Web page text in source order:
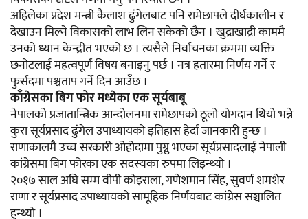
अहिलेका प्रदेश मन्त्री कैलाश ढुंगेलबाट पनि रामेछापले दीर्घकालीन र
देखाउन मिल्ने विकासको लाभ लिन सकेको छैन । खुद्राखाद्री काममै
उनको ध्यान केन्द्रीत भएको छ । त्यसैले निर्वाचनका क्रममा व्यक्ति
छनोटलाई महत्वपूर्ण विषय बनाइनु पर्छ । नत्र हतारमा निर्णय गर्ने र
फुर्सदमा पश्चताप गर्ने दिन आउँछ ।
काँग्रेसका बिग फोर मध्येका एक सूर्यबाबू
नेपालको प्रजातान्त्रिक आन्दोलनमा रामेछापको ठूलो योगदान थियो भन्ने
कुरा सूर्यप्रसाद ढुंगेल उपाध्यायको इतिहास हेर्दा जानकारी हुन्छ ।
राणाकालमै उच्च सरकारी ओहोदामा पुग्नु भएका सूर्यप्रसादलाई नेपाली
कांग्रेसमा बिग फोरका एक सदस्यका रुपमा लिइन्थ्यो ।
२०१७ साल अघि सम्म वीपी कोइराला, गणेशमान सिंह, सुवर्ण शमशेर
राणा र सूर्यप्रसाद उपाध्यायको सामूहिक निर्णयबाट कांग्रेस सञ्चालित
हुन्थ्यो ।